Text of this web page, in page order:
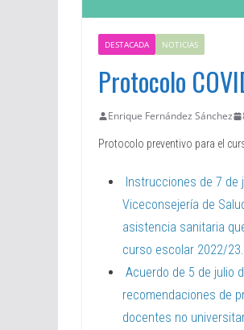
DESTACADA NOTICIAS
Protocolo
Enrique Fernández Sánchez
Protocolo preventivo para el
Instrucciones de 7 de
Viceconsejería de
asistencia sanitaria
curso escolar 2022/23.
Acuerdo de 5 de julio
recomendaciones de
docentes no